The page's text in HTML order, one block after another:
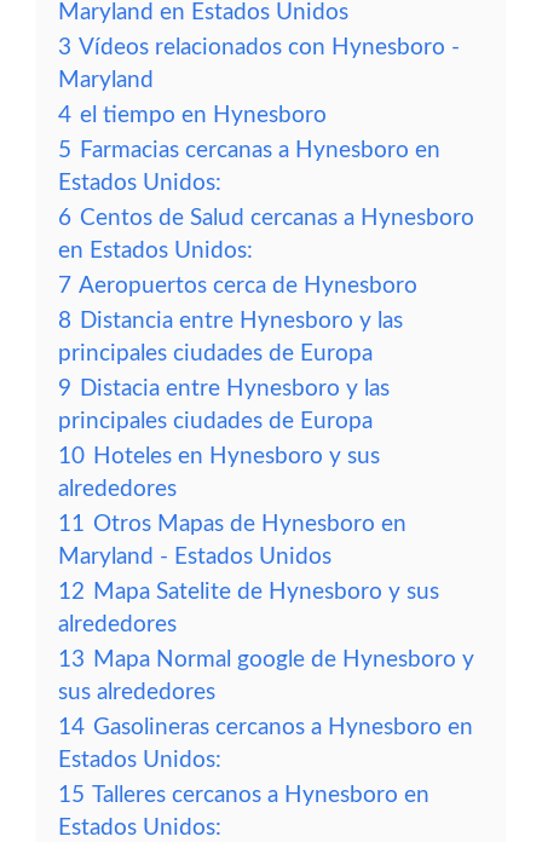
Maryland en Estados Unidos
3 Vídeos relacionados con Hynesboro -
Maryland
4 el tiempo en Hynesboro
5 Farmacias cercanas a Hynesboro en
Estados Unidos:
6 Centos de Salud cercanas a Hynesboro
en Estados Unidos:
7 Aeropuertos cerca de Hynesboro
8 Distancia entre Hynesboro y las
principales ciudades de Europa
9 Distacia entre Hynesboro y las
principales ciudades de Europa
10 Hoteles en Hynesboro y sus
alrededores
11 Otros Mapas de Hynesboro en
Maryland - Estados Unidos
12 Mapa Satelite de Hynesboro y sus
alrededores
13 Mapa Normal google de Hynesboro y
sus alrededores
14 Gasolineras cercanos a Hynesboro en
Estados Unidos:
15 Talleres cercanos a Hynesboro en
Estados Unidos: